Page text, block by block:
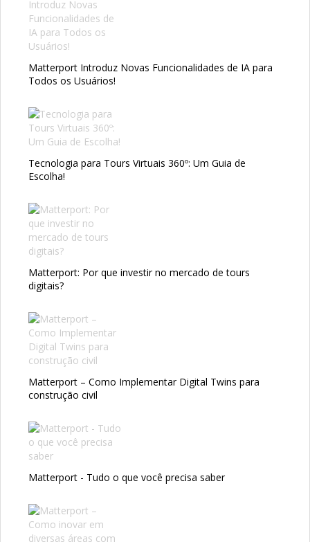
Matterport Introduz Novas Funcionalidades de IA para
Todos os Usuários!
Tecnologia para Tours Virtuais 360º: Um Guia de
Escolha!
Matterport: Por que investir no mercado de tours
digitais?
Matterport – Como Implementar Digital Twins para
construção civil
Matterport - Tudo o que você precisa saber